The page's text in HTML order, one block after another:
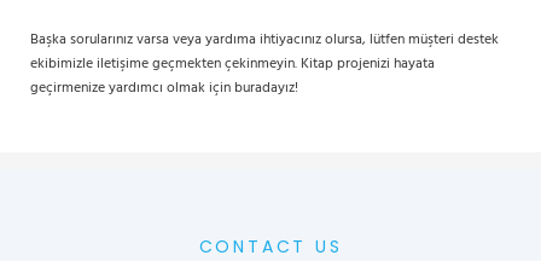
Başka sorularınız varsa veya yardıma ihtiyacınız olursa, lütfen müşteri destek
ekibimizle iletişime geçmekten çekinmeyin. Kitap projenizi hayata
geçirmenize yardımcı olmak için buradayız!
CONTACT US